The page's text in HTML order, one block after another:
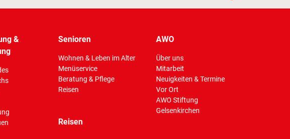
&
Senioren
Wohnen & Leben im Alter
Menüservice
Beratung & Pflege
Reisen
AWO
Über uns
Mitarbeit
Neuigkeiten & Termine
Vor Ort
AWO Stiftung
Gelsenkirchen
Reisen